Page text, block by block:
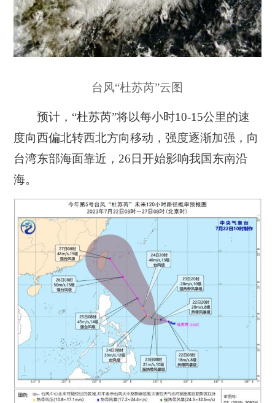
台风“杜苏芮”云图
预计，“杜苏芮”将以每小时10-15公里的速
度向西偏北转西北方向移动，强度逐渐加强，向
台湾东部海面靠近， 26日开始影响我国东南沿
海。